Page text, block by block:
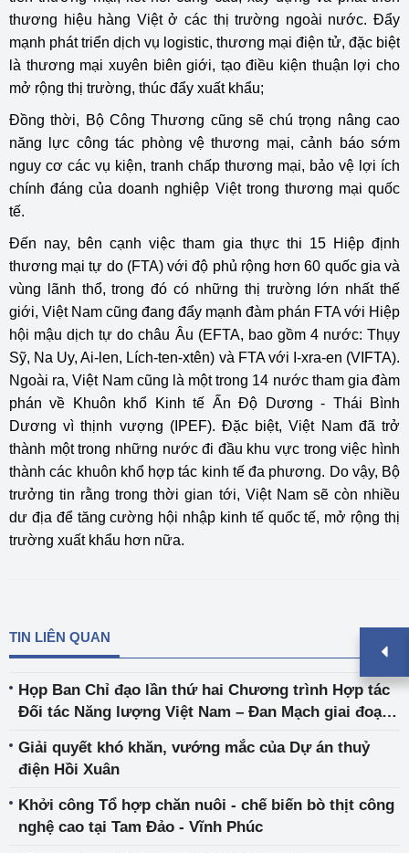
thương hiệu hàng Việt ở các thị trường ngoài nước. Đẩy
mạnh phát triển dịch vụ logistic, thương mại điện tử, đặc biệt
là thương mại xuyên biên giới, tạo điều kiện thuận lợi cho
mở rộng thị trường, thúc đẩy xuất khẩu;
Đồng thời, Bộ Công Thương cũng sẽ chú trọng nâng cao
năng lực công tác phòng vệ thương mại, cảnh báo sớm
nguy cơ các vụ kiện, tranh chấp thương mại, bảo vệ lợi ích
chính đáng của doanh nghiệp Việt trong thương mại quốc
tế.
Đến nay, bên cạnh việc tham gia thực thi 15 Hiệp định
thương mại tự do (FTA) với độ phủ rộng hơn 60 quốc gia và
vùng lãnh thổ, trong đó có những thị trường lớn nhất thế
giới, Việt Nam cũng đang đẩy mạnh đàm phán FTA với Hiệp
hội mậu dịch tự do châu Âu (EFTA, bao gồm 4 nước: Thụy
Sỹ, Na Uy, Ai-len, Lích-ten-xtên) và FTA với I-xra-en (VIFTA).
Ngoài ra, Việt Nam cũng là một trong 14 nước tham gia đàm
phán về Khuôn khổ Kinh tế Ấn Độ Dương - Thái Bình
Dương vì thịnh vượng (IPEF). Đặc biệt, Việt Nam đã trở
thành một trong những nước đi đầu khu vực trong việc hình
thành các khuôn khổ hợp tác kinh tế đa phương. Do vậy, Bộ
trưởng tin rằng trong thời gian tới, Việt Nam sẽ còn nhiều
dư địa để tăng cường hội nhập kinh tế quốc tế, mở rộng thị
trường xuất khẩu hơn nữa.
TIN LIÊN QUAN
Họp Ban Chỉ đạo lần thứ hai Chương trình Hợp tác
Đối tác Năng lượng Việt Nam – Đan Mạch giai đoạn
Giải quyết khó khăn, vướng mắc của Dự án thuỷ
điện Hồi Xuân
Khởi công Tổ hợp chăn nuôi - chế biến bò thịt công
nghệ cao tại Tam Đảo - Vĩnh Phúc